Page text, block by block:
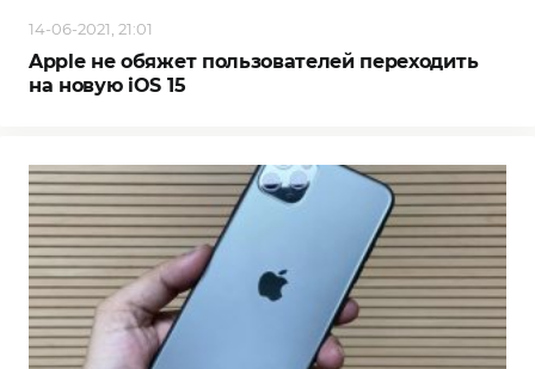
14-06-2021, 21:01
Apple не обяжет пользователей переходить
на новую iOS 15